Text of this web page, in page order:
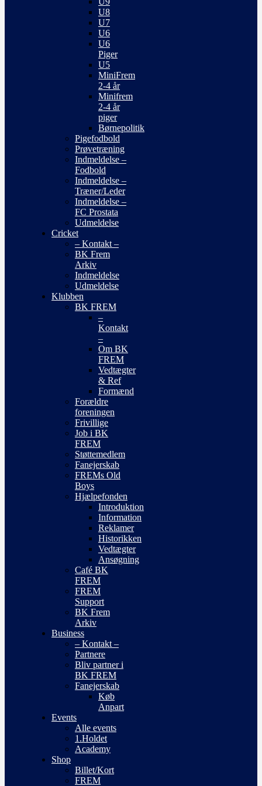
U8
U7
U6
U6
Piger
U5
MiniFrem
2-4 år
Minifrem
2-4 år
piger
Børnepolitik
Pigefodbold
Prøvetræning
Indmeldelse –
Fodbold
Indmeldelse –
Træner/Leder
Indmeldelse –
FC Prostata
Udmeldelse
Cricket
– Kontakt –
BK Frem
Arkiv
Indmeldelse
Udmeldelse
Klubben
BK FREM
–
Kontakt
–
Om BK
FREM
Vedtægter
& Ref
Formænd
Forældre
foreningen
Frivillige
Job i BK
FREM
Støttemedlem
Fanejerskab
FREMs Old
Boys
Hjælpefonden
Introduktion
Information
Reklamer
Historikken
Vedtægter
Ansøgning
Café BK
FREM
FREM
Support
BK Frem
Arkiv
Business
– Kontakt –
Partnere
Bliv partner i
BK FREM
Fanejerskab
Køb
Anpart
Events
Alle events
1.Holdet
Academy
Shop
Billet/Kort
FREM